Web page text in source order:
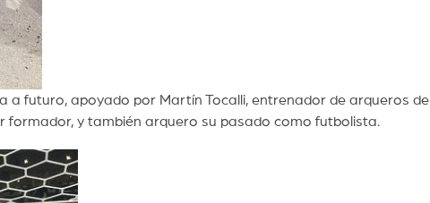
a futuro, apoyado por Martín Tocalli, entrenador de arqueros de
formador, y también arquero su pasado como futbolista.